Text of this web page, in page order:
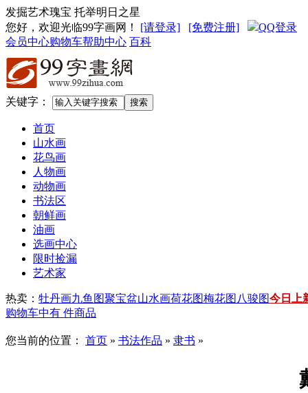
发掘艺术瑰宝 托举明日之星
您好，欢迎光临99字画网 ！ [请登录] [免费注册]
QQ登录
会员中心购物车帮助中心 百科
关键字：
首页
山水画
花鸟画
人物画
动物画
书法区
朝鲜画
油画
选画中心
限时捡漏
艺术家
热卖： 牡丹画九鱼图聚宝盆山水画荷花图梅花图 八骏图今日上
购物车中有 件商品
您当前的位置： 首页 » 书法作品 » 隶书 »